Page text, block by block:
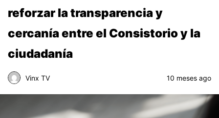
reforzar la transparencia y
cercanía entre el Consistorio y la
ciudadanía
Vinx TV 10 meses ago